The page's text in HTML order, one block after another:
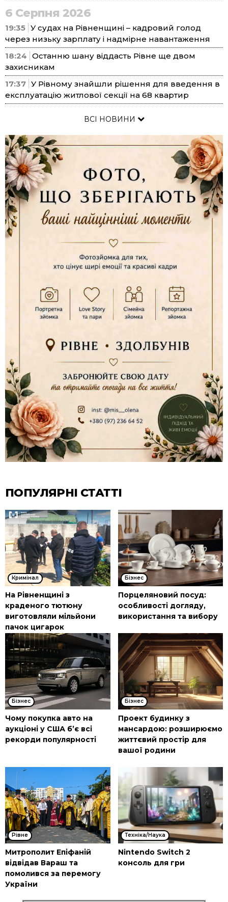
6 Серпня 2026
19:35 У судах на Рівненщині – кадровий голод
через низьку зарплату і надмірне навантаження
18:24 Останню шану віддасть Рівне ще двом
захисникам
17:37 У Рівному знайшли рішення для введення в
експлуатацію житлової секції на 68 квартир
ВСІ НОВИНИ
ПОПУЛЯРНІ СТАТТІ
Кримінал
На Рівненщині з
краденого тютюну
виготовляли мільйони
пачок цигарок
Бізнес
Порцеляновий посуд:
особливості догляду,
використання та вибору
Бізнес
Чому покупка авто на
аукціоні у США б’є всі
рекорди популярності
Бізнес
Проект будинку з
мансардою: розширюємо
життєвий простір для
вашої родини
Рівне
Митрополит Епіфаній
відвідав Вараш та
помолився за перемогу
України
Техніка/Наука
Nintendo Switch 2
консоль для гри